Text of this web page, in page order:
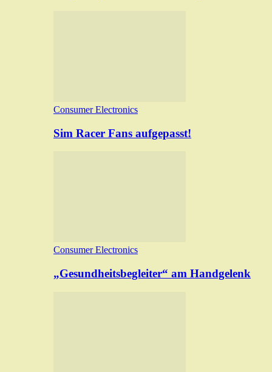
Consumer Electronics
Sim Racer Fans aufgepasst!
Consumer Electronics
„Gesundheitsbegleiter“ am Handgelenk